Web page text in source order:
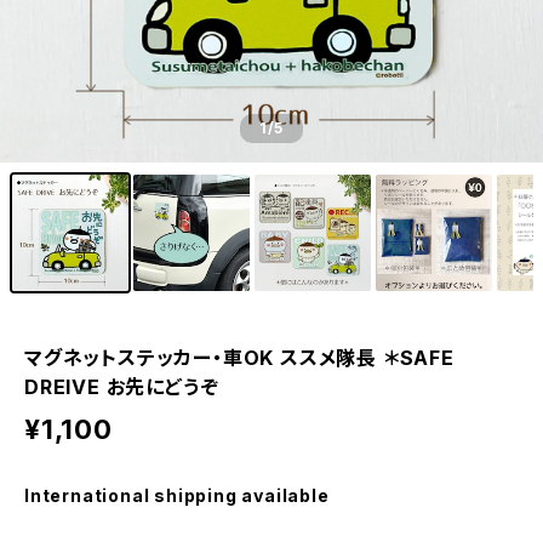
1/5
マグネットステッカー・車OK ススメ隊長 ＊SAFE
DREIVE お先にどうぞ
¥1,100
International shipping available